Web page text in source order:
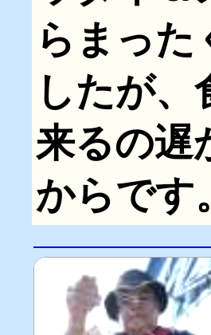
らまっ
したが
来るの遅
からです